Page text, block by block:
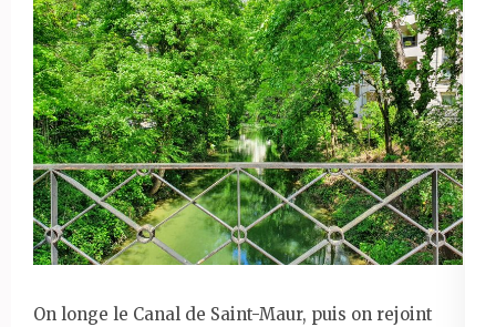
On longe le Canal de Saint-Maur, puis on rejoint